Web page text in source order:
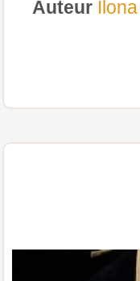
Auteur